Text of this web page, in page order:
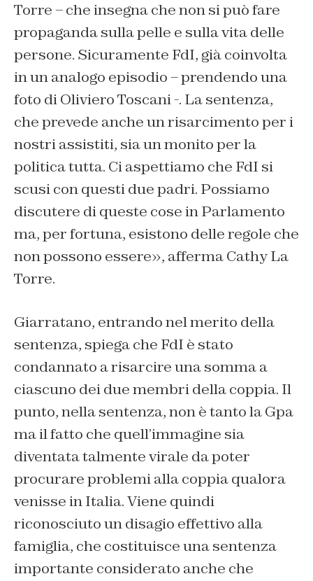
Torre – che insegna che non si può fare
propaganda sulla pelle e sulla vita delle
persone. Sicuramente FdI, già coinvolta
in un analogo episodio – prendendo una
foto di Oliviero Toscani -. La sentenza,
che prevede anche un risarcimento per i
nostri assistiti, sia un monito per la
politica tutta. Ci aspettiamo che FdI si
scusi con questi due padri. Possiamo
discutere di queste cose in Parlamento
ma, per fortuna, esistono delle regole che
non possono essere», afferma Cathy La
Torre.
Giarratano, entrando nel merito della
sentenza, spiega che FdI è stato
condannato a risarcire una somma a
ciascuno dei due membri della coppia. Il
punto, nella sentenza, non è tanto la Gpa
ma il fatto che quell’immagine sia
diventata talmente virale da poter
procurare problemi alla coppia qualora
venisse in Italia. Viene quindi
riconosciuto un disagio effettivo alla
famiglia, che costituisce una sentenza
importante considerato anche che